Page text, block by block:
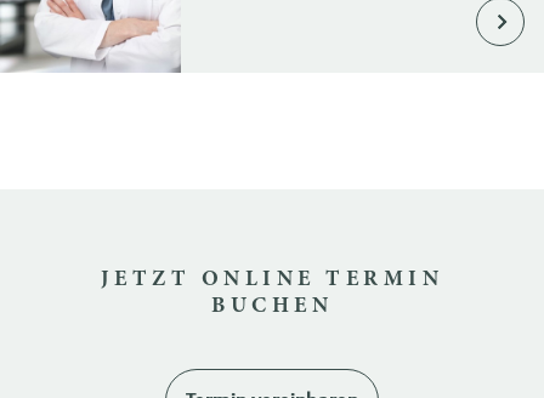
JETZT ONLINE TERMIN
BUCHEN